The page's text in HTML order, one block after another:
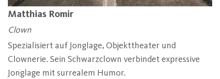
Matthias Romir
Clown
Spezialisiert auf Jonglage, Objekttheater und
Clownerie. Sein Schwarzclown verbindet expressive
Jonglage mit surrealem Humor.